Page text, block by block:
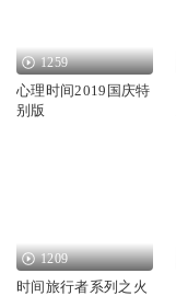
1259
心理时间2019国庆特
别版
1209
时间旅行者系列之火